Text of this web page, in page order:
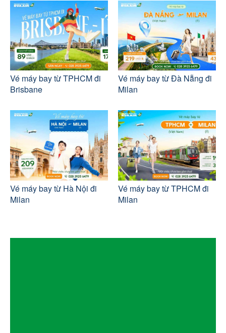
Vé máy bay từ TPHCM đi
Brisbane
Vé máy bay từ Đà Nẵng đi
Milan
Vé máy bay từ Hà Nội đi
Milan
Vé máy bay từ TPHCM đi
Milan